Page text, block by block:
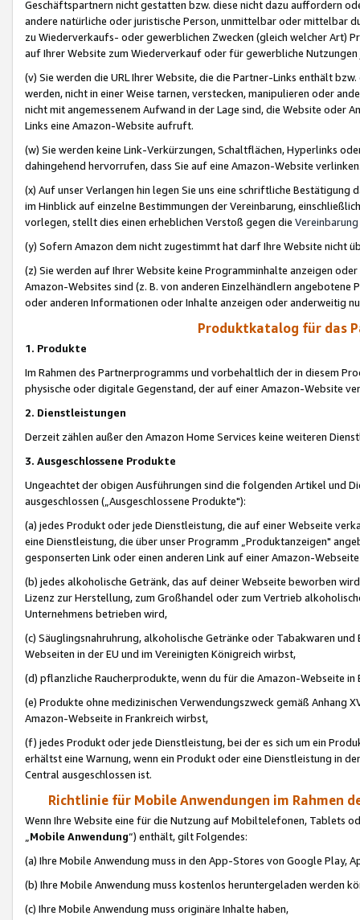
Geschäftspartnern nicht gestatten bzw. diese nicht dazu auffordern
andere natürliche oder juristische Person, unmittelbar oder mittelbar
zu Wiederverkaufs- oder gewerblichen Zwecken (gleich welcher Art)
auf Ihrer Website zum Wiederverkauf oder für gewerbliche
(v) Sie werden die URL Ihrer Website, die die Partner-Links enthält
werden, nicht in einer Weise tarnen, verstecken, manipulieren oder
nicht mit angemessenem Aufwand in der Lage sind, die Website oder
Links eine Amazon-Website aufruft.
(w) Sie werden keine Link-Verkürzungen, Schaltflächen, Hyperlinks
dahingehend hervorrufen, dass Sie auf eine Amazon-Website
(x) Auf unser Verlangen hin legen Sie uns eine schriftliche
im Hinblick auf einzelne Bestimmungen der Vereinbarung,
vorlegen, stellt dies einen erheblichen Verstoß gegen die Vereinbarung
(y) Sofern Amazon dem nicht zugestimmt hat darf Ihre Website nicht
(z) Sie werden auf Ihrer Website keine Programminhalte anzeigen
Amazon-Websites sind (z. B. von anderen Einzelhändlern
oder anderen Informationen oder Inhalte anzeigen oder anderweitig
Produktkatalog für das
1. Produkte
Im Rahmen des Partnerprogramms und vorbehaltlich der in diesem
physische oder digitale Gegenstand, der auf einer Amazon-Website
2. Dienstleistungen
Derzeit zählen außer den Amazon Home Services keine weiteren
3. Ausgeschlossene Produkte
Ungeachtet der obigen Ausführungen sind die folgenden Artikel und
ausgeschlossen („Ausgeschlossene Produkte"):
(a) jedes Produkt oder jede Dienstleistung, die auf einer Webseite
eine Dienstleistung, die über unser Programm „Produktanzeigen"
gesponserten Link oder einen anderen Link auf einer Amazon-
(b) jedes alkoholische Getränk, das auf deiner Webseite beworben
Lizenz zur Herstellung, zum Großhandel oder zum Vertrieb
Unternehmens betrieben wird,
(c) Säuglingsnahruhrung, alkoholische Getränke oder Tabakwaren
Webseiten in der EU und im Vereinigten Königreich wirbst,
(d) pflanzliche Raucherprodukte, wenn du für die Amazon-Webseite in
(e) Produkte ohne medizinischen Verwendungszweck gemäß Anhang
Amazon-Webseite in Frankreich wirbst,
(f) jedes Produkt oder jede Dienstleistung, bei der es sich um ein
erhältst eine Warnung, wenn ein Produkt oder eine Dienstleistung in
Central ausgeschlossen ist.
Richtlinie für Mobile Anwendungen im Rahmen
Wenn Ihre Website eine für die Nutzung auf Mobiltelefonen, Tablets
„Mobile Anwendung“) enthält, gilt Folgendes:
(a) Ihre Mobile Anwendung muss in den App-Stores von Google Play,
(b) Ihre Mobile Anwendung muss kostenlos heruntergeladen werden
(c) Ihre Mobile Anwendung muss originäre Inhalte haben,